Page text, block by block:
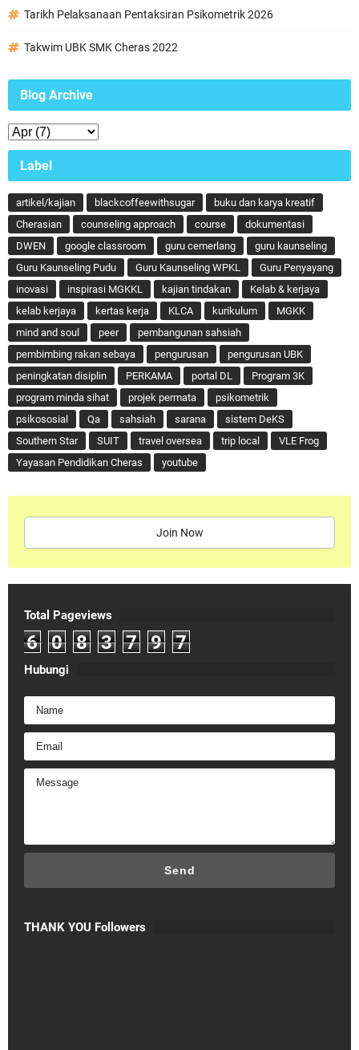
Tarikh Pelaksanaan Pentaksiran Psikometrik 2026
Takwim UBK SMK Cheras 2022
Blog Archive
Label
artikel/kajian blackcoffeewithsugar
buku dan karya kreatif
Cherasian
counseling approach course
dokumentasi
DWEN
google classroom guru cemerlang
guru kaunseling
Guru Kaunseling Pudu
Guru Kaunseling WPKL
Guru Penyayang
inovasi
inspirasi MGKKL kajian tindakan
Kelab & kerjaya
kelab kerjaya
kertas kerja KLCA kurikulum
MGKK
mind and soul
peer
pembangunan sahsiah
pembimbing rakan sebaya
pengurusan
pengurusan UBK
peningkatan disiplin
PERKAMA portal DL
Program 3K
program minda sihat
projek permata
psikometrik
psikososial
Qa sahsiah sarana
sistem DeKS
Southern Star
SUIT travel oversea trip local
VLE Frog
Yayasan Pendidikan Cheras
youtube
Join Now
Total Pageviews
6 0 8 3 7 9 7
Hubungi
THANK YOU Followers